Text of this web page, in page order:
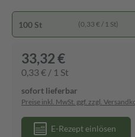
100 St (0,33 € / 1 St)
33,32 €
0,33 € / 1 St
sofort lieferbar
Preise inkl. MwSt. ggf. zzgl.
E-Rezept einlösen